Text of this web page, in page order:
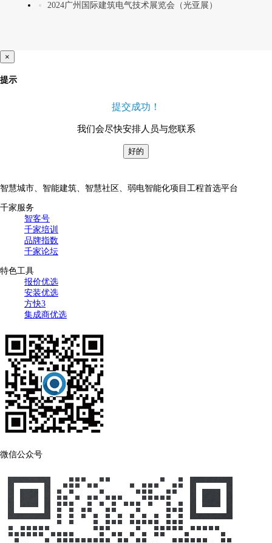
2024广州国际建筑电气技术展览会（光亚展）
×
提示
提交成功！
我们会尽快安排人员与您联系
好的
智慧城市、智能建筑、智慧社区、弱电智能化项目工程首选平台
千家服务
智客号
千家培训
品牌指数
千家论坛
特色工具
报价优选
安装优选
方快3
集成商优选
微信公众号